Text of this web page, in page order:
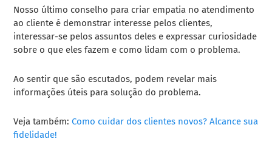
Nosso último conselho para criar empatia no atendimento
ao cliente é demonstrar interesse pelos clientes,
interessar-se pelos assuntos deles e expressar curiosidade
sobre o que eles fazem e como lidam com o problema.
Ao sentir que são escutados, podem revelar mais
informações úteis para solução do problema.
Veja também:Como cuidar dos clientes novos? Alcance sua
fidelidade!